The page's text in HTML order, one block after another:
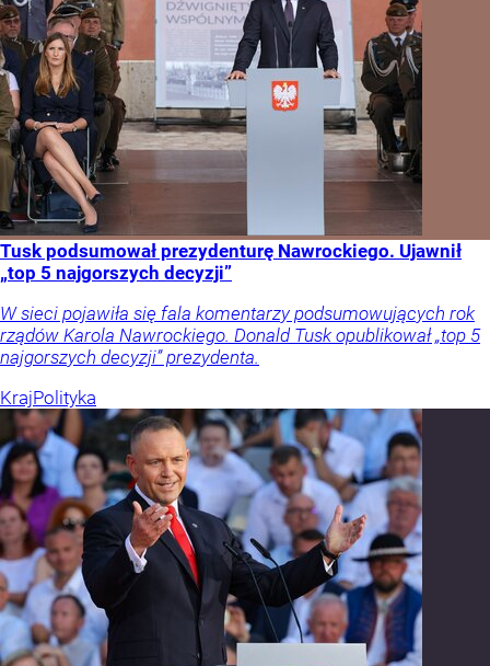
Tusk podsumował prezydenturę Nawrockiego. Ujawnił
„top 5 najgorszych decyzji”
W sieci pojawiła się fala komentarzy podsumowujących rok
rządów Karola Nawrockiego. Donald Tusk opublikował „top 5
najgorszych decyzji” prezydenta.
KrajPolityka